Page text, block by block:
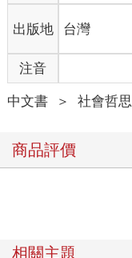
出版地 台灣
注音
中文書 ＞ 社會哲思
商品評價
相關主題